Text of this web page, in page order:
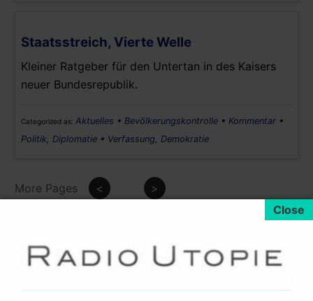
Staatsstreich, Vierte Welle
Kleiner Ratgeber für den Untertan in des Kaisers
neuer Bundesrepublik.
Categorized as: Aktuelles • Bevölkerungskontrolle • Kommentar •
Politik, Diplomatie • Verfassung, Demokratie
More Pages < >